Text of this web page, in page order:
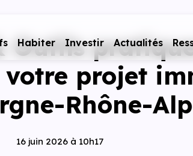
Habiter Investir Actualités
Outils
votre projet
Rhône-
16 juin 2026 à 10h17